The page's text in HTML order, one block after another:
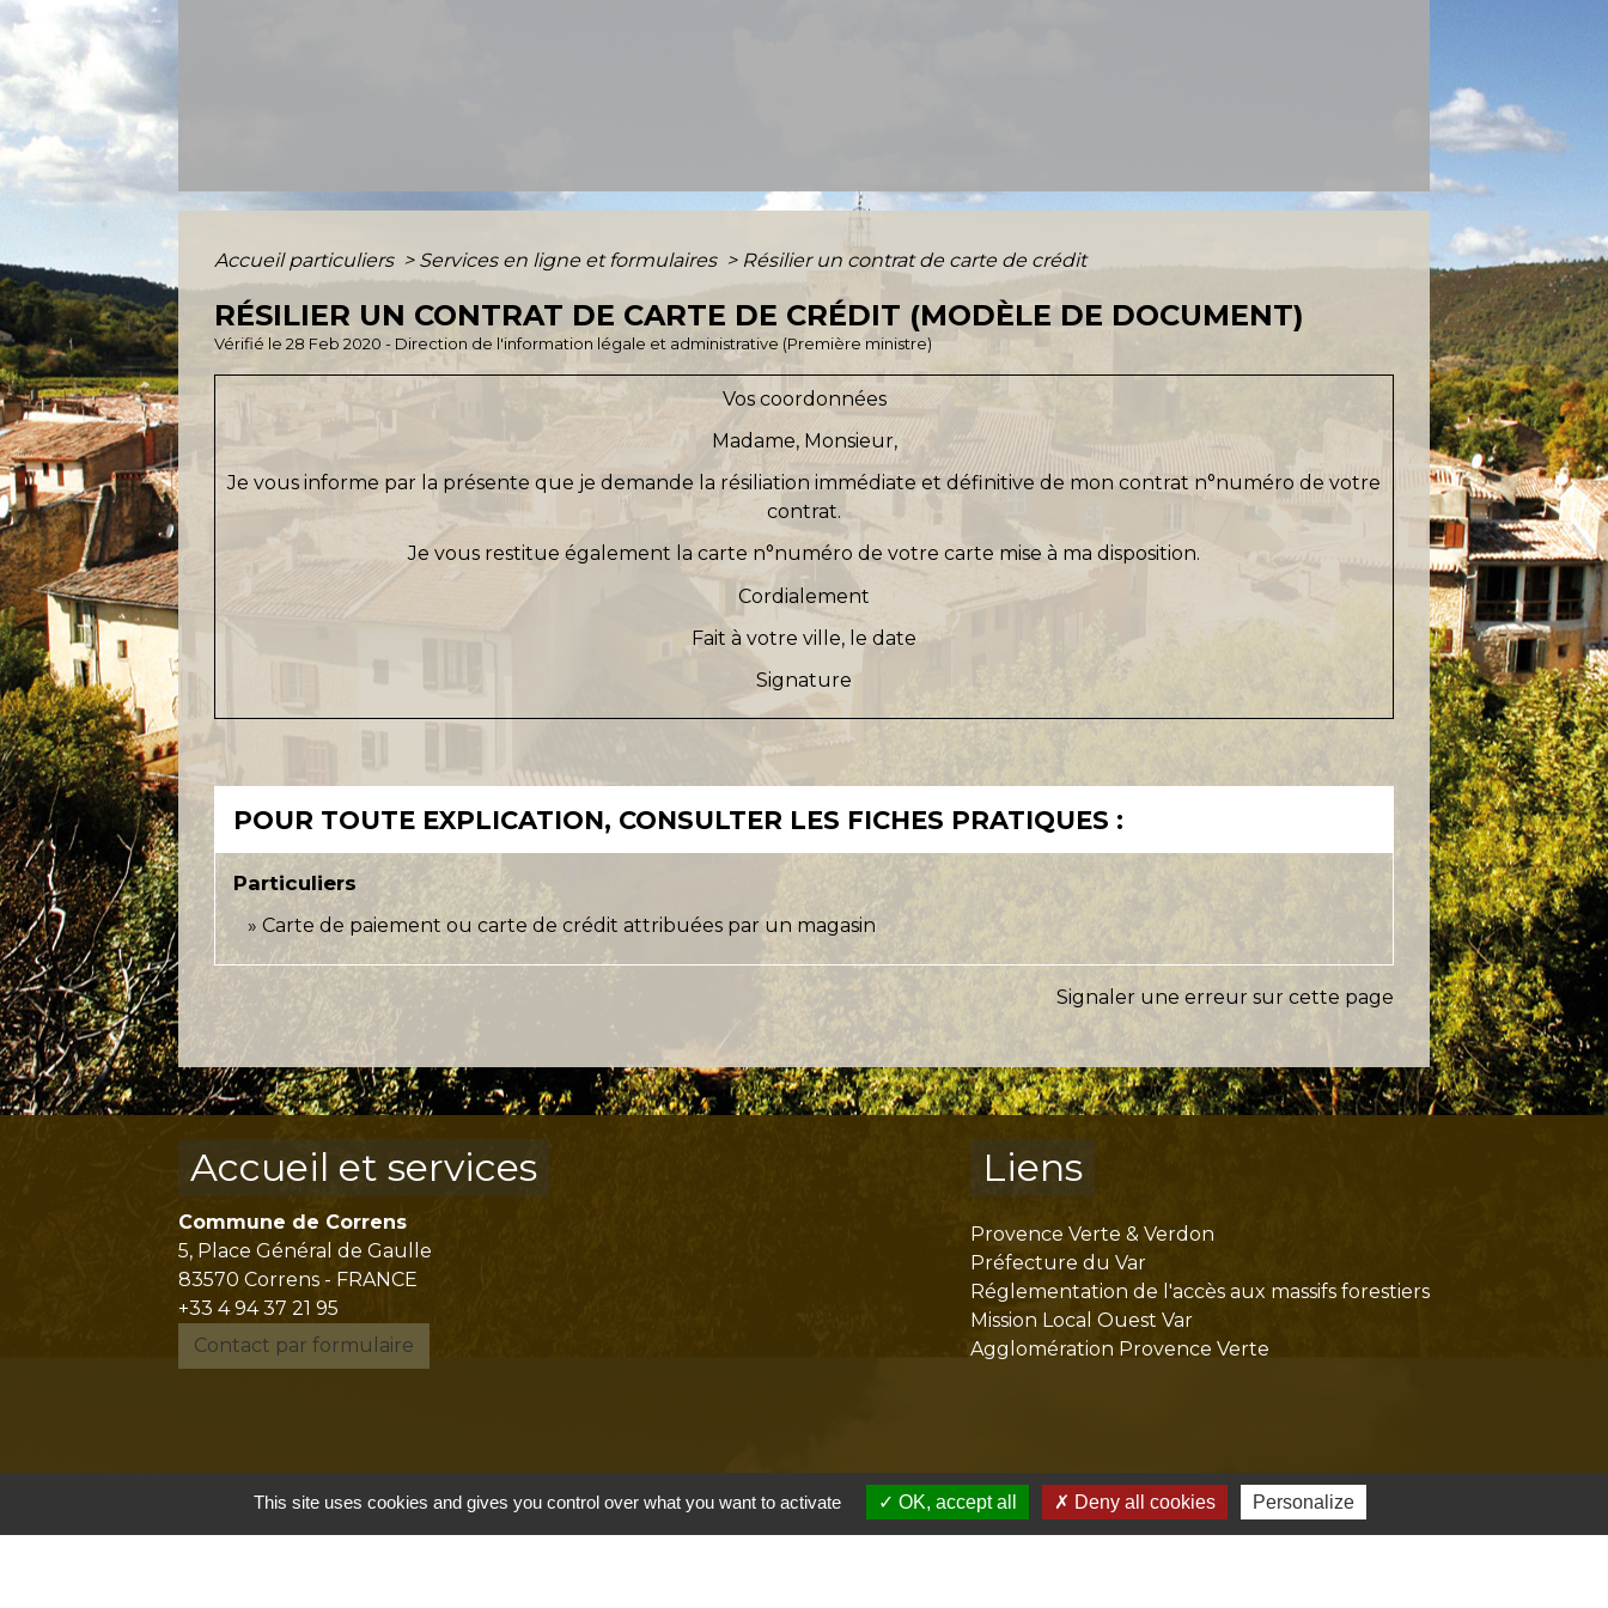
Accueil particuliers > Services en ligne et formulaires > Résilier un contrat de carte de crédit
RÉSILIER UN CONTRAT DE CARTE DE CRÉDIT (MODÈLE DE DOCUMENT)
Vérifié le 28 Feb 2020 - Direction de l'information légale et administrative (Première ministre)
Vos coordonnées
Madame, Monsieur,
Je vous informe par la présente que je demande la résiliation immédiate et définitive de mon contrat n°numéro de votre
contrat.
Je vous restitue également la carte n°numéro de votre carte mise à ma disposition.
Cordialement
Fait à votre ville, le date
Signature
POUR TOUTE EXPLICATION, CONSULTER LES FICHES PRATIQUES :
Particuliers
Carte de paiement ou carte de crédit attribuées par un magasin
Signaler une erreur sur cette page
Accueil et services
Commune de Correns
5, Place Général de Gaulle
83570 Correns - FRANCE
+33 4 94 37 21 95
Contact par formulaire
Liens
Provence Verte & Verdon
Préfecture du Var
Réglementation de l'accès aux massifs forestiers
Mission Local Ouest Var
Agglomération Provence Verte
This site uses cookies and gives you control over what you want to activate OK, accept all Deny all cookies Personalize